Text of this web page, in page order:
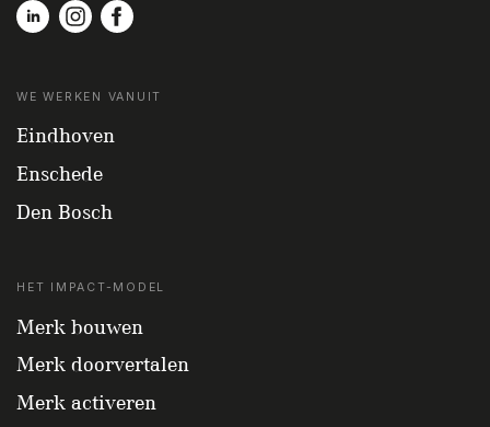
WE WERKEN VANUIT
Eindhoven
Enschede
Den Bosch
HET IMPACT-MODEL
Merk bouwen
Merk doorvertalen
Merk activeren